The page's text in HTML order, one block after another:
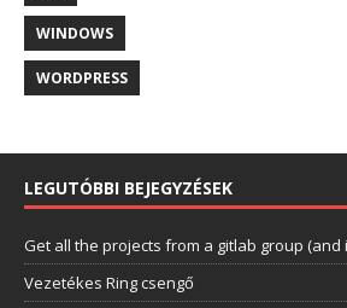
WINDOWS
WORDPRESS
LEGUTÓBBI BEJEGYZÉSEK
Get all the projects from a gitlab group (and
Vezetékes Ring csengő